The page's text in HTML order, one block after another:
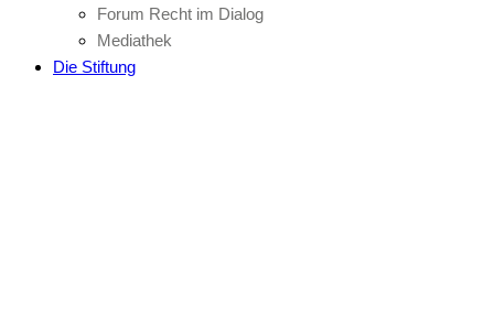
Forum Recht im Dialog
Mediathek
Die Stiftung